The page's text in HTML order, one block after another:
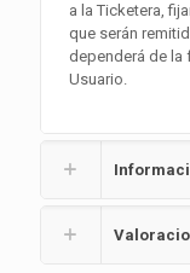
a la Ticketera,
que serán
dependerá de la
Usuario.